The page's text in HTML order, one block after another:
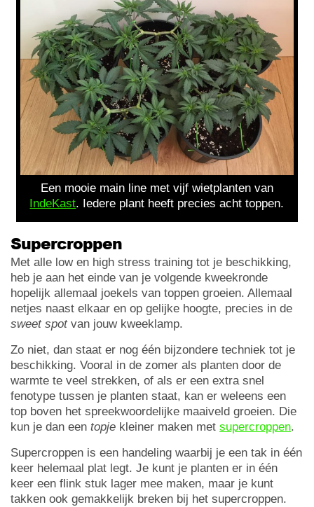
Een mooie main line met vijf wietplanten van
IndeKast. Iedere plant heeft precies acht toppen.
Supercroppen
Met alle low en high stress training tot je beschikking,
heb je aan het einde van je volgende kweekronde
hopelijk allemaal joekels van toppen groeien. Allemaal
netjes naast elkaar en op gelijke hoogte, precies in de
sweet spotvan jouw kweeklamp.
Zo niet, dan staat er nog één bijzondere techniek tot je
beschikking. Vooral in de zomer als planten door de
warmte te veel strekken, of als er een extra snel
fenotype tussen je planten staat, kan er weleens een
top boven het spreekwoordelijke maaiveld groeien. Die
kun je dan een topje kleiner maken met supercroppen.
Supercroppen is een handeling waarbij je een tak in één
keer helemaal plat legt. Je kunt je planten er in één
keer een flink stuk lager mee maken, maar je kunt
takken ook gemakkelijk breken bij het supercroppen.